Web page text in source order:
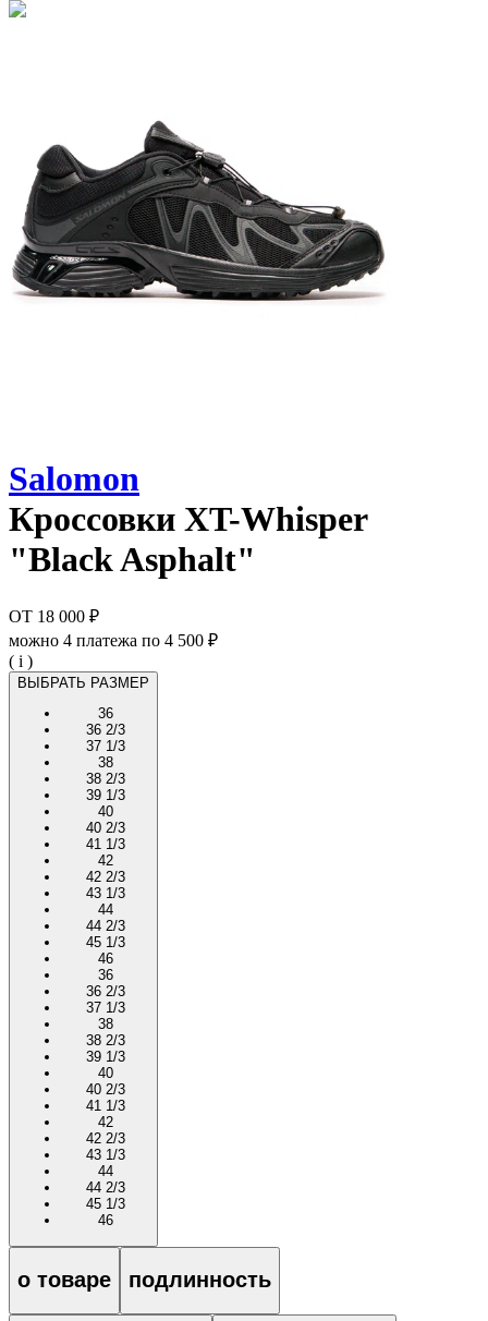
Salomon
Кроссовки XT-Whisper
"Black Asphalt"
ОТ 18 000 ₽
можно 4 платежа по 4 500 ₽
( i )
ВЫБРАТЬ РАЗМЕР
36
36 2/3
37 1/3
38
38 2/3
39 1/3
40
40 2/3
41 1/3
42
42 2/3
43 1/3
44
44 2/3
45 1/3
46
36
36 2/3
37 1/3
38
38 2/3
39 1/3
40
40 2/3
41 1/3
42
42 2/3
43 1/3
44
44 2/3
45 1/3
46
о товаре подлинность